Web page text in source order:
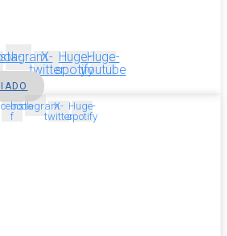
X-
twitter
Huge-
spotify
Huge-
youtube
f
InstagramX-
twitter
Huge-
spotify